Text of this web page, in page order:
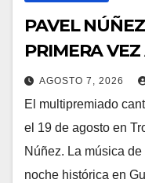
PAVEL
PRIMERA
AGOSTO 7, 2026
El multipremiado
el 19 de agosto en
Núñez. La música
noche histórica en